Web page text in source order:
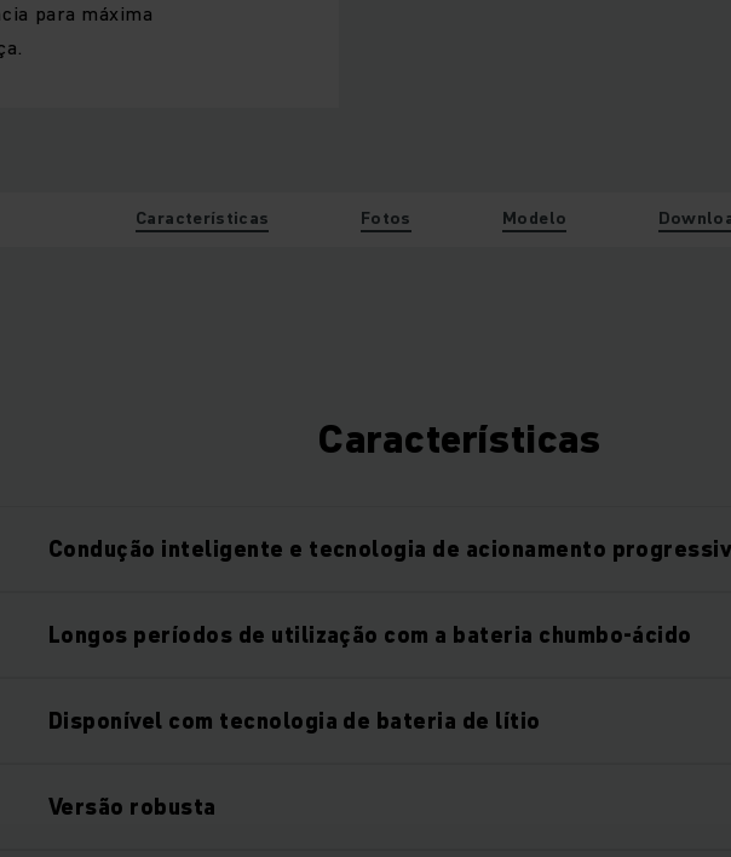
para máxima
Características Fotos Modelo
Características
Condução inteligente e tecnologia de acionamento
Longos períodos de utilização com a bateria chumbo-ácido
Disponível com tecnologia de bateria de lítio
Versão robusta